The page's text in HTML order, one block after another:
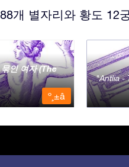
88개 별자리와 황도 12
인 여자 (The
º¸±â
Antlia -